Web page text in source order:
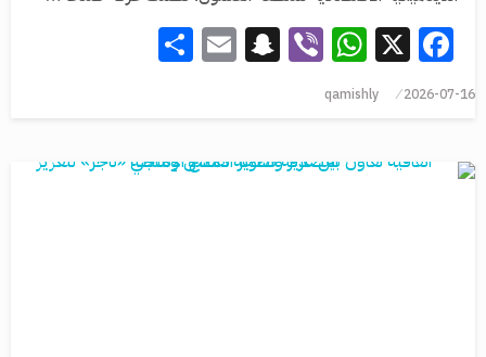
Facebook
X
WhatsApp
Viber
Snapchat
Email
2026-07-16
qamishly